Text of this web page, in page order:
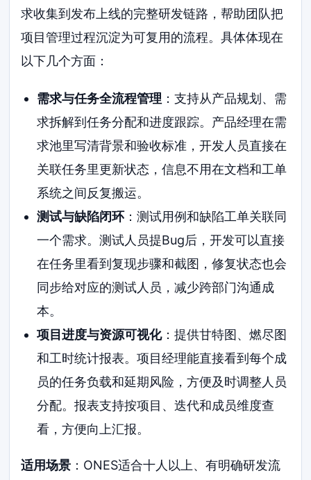
求收集到发布上线的完整研发链路，帮助团队把
项目管理过程沉淀为可复用的流程。具体体现在
以下几个方面：
需求与任务全流程管理 ：支持从产品规划、需
求拆解到任务分配和进度跟踪。产品经理在需
求池里写清背景和验收标准，开发人员直接在
关联任务里更新状态，信息不用在文档和工单
系统之间反复搬运。
测试与缺陷闭环：测试用例和缺陷工单关联同
一个需求。测试人员提Bug后，开发可以直接
在任务里看到复现步骤和截图，修复状态也会
同步给对应的测试人员，减少跨部门沟通成
本。
项目进度与资源可视化：提供甘特图、燃尽图
和工时统计报表。项目经理能直接看到每个成
员的任务负载和延期风险，方便及时调整人员
分配。报表支持按项目、迭代和成员维度查
看，方便向上汇报。
适用场景 ：ONES适合十人以上、有明确研发流